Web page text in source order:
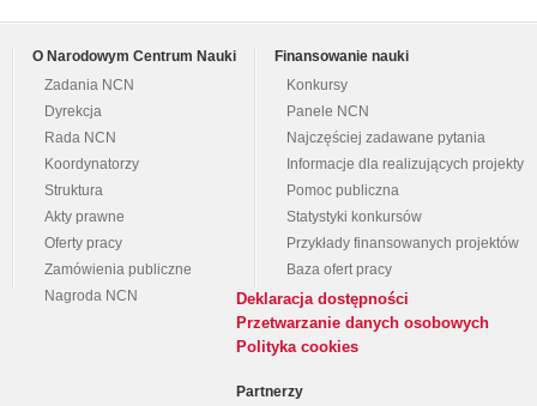
O Narodowym Centrum Nauki
Zadania NCN
Dyrekcja
Rada NCN
Koordynatorzy
Struktura
Akty prawne
Oferty pracy
Zamówienia publiczne
Nagroda NCN
Finansowanie nauki
Konkursy
Panele NCN
Najczęściej zadawane pytania
Informacje dla realizujących projekty
Pomoc publiczna
Statystyki konkursów
Przykłady finansowanych projektów
Baza ofert pracy
Deklaracja dostępności
Przetwarzanie danych osobowych
Polityka cookies
Partnerzy